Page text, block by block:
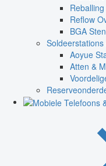
Reflow
BGA
Soldeerstations
Aoyue
Atten &